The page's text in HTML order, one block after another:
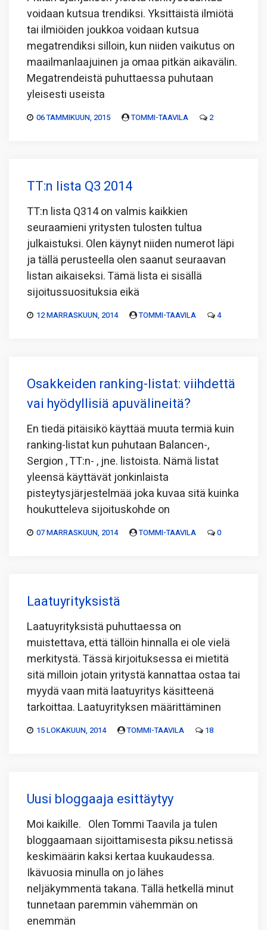
voidaan kutsua trendiksi. Yksittäistä ilmiötä
tai ilmiöiden joukkoa voidaan kutsua
megatrendiksi silloin, kun niiden vaikutus on
maailmanlaajuinen ja omaa pitkän aikavälin.
Megatrendeistä puhuttaessa puhutaan
yleisesti useista
06 TAMMIKUUN, 2015 TOMMI-TAAVILA 2
TT:n lista Q3 2014
TT:n lista Q314 on valmis kaikkien
seuraamieni yritysten tulosten tultua
julkaistuksi. Olen käynyt niiden numerot läpi
ja tällä perusteella olen saanut seuraavan
listan aikaiseksi. Tämä lista ei sisällä
sijoitussuosituksia eikä
12 MARRASKUUN, 2014 TOMMI-TAAVILA 4
Osakkeiden ranking-listat: viihdettä
vai hyödyllisiä apuvälineitä?
En tiedä pitäisikö käyttää muuta termiä kuin
ranking-listat kun puhutaan Balancen-,
Sergion , TT:n- , jne. listoista. Nämä listat
yleensä käyttävät jonkinlaista
pisteytysjärjestelmää joka kuvaa sitä kuinka
houkutteleva sijoituskohde on
07 MARRASKUUN, 2014 TOMMI-TAAVILA 0
Laatuyrityksistä
Laatuyrityksistä puhuttaessa on
muistettava, että tällöin hinnalla ei ole vielä
merkitystä. Tässä kirjoituksessa ei mietitä
sitä milloin jotain yritystä kannattaa ostaa tai
myydä vaan mitä laatuyritys käsitteenä
tarkoittaa. Laatuyrityksen määrittäminen
15 LOKAKUUN, 2014 TOMMI-TAAVILA 18
Uusi bloggaaja esittäytyy
Moi kaikille. Olen Tommi Taavila ja tulen
bloggaamaan sijoittamisesta piksu.netissä
keskimäärin kaksi kertaa kuukaudessa.
Ikävuosia minulla on jo lähes
neljäkymmentä takana. Tällä hetkellä minut
tunnetaan paremmin vähemmän on
enemmän